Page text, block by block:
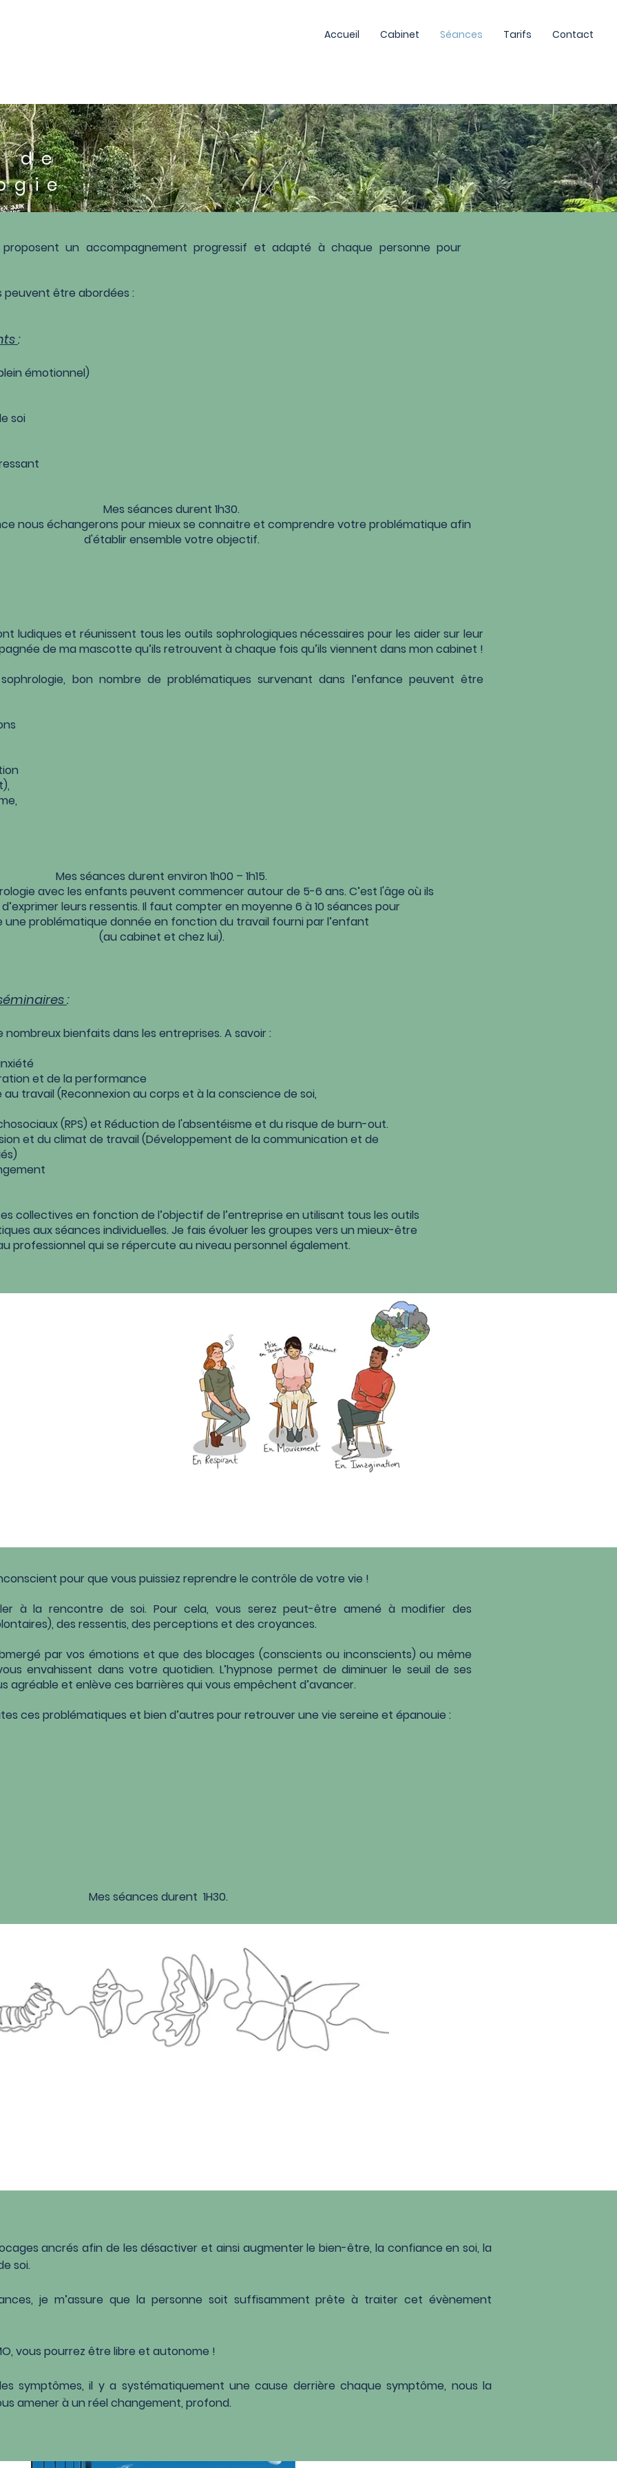
Accueil Cabinet Séances Tarifs Contact
de
proposent un accompagnement progressif et adapté à chaque personne pour
peuvent être abordées :
:
émotionnel)
soi
Mes séances durent 1h30.
nous échangerons pour mieux se connaitre et comprendre votre problématique afin
d'établir ensemble votre objectif.
ludiques et réunissent tous les outils sophrologiques nécessairespour les aider sur leur
de ma mascotte qu’ils retrouvent à chaque fois qu’ils viennent dans mon cabinet !
bon nombre de problématiques survenant dans l’enfance peuvent être
Mes séances durent environ 1h00 – 1h15.
avec les enfants peuvent commencer autour de 5-6 ans. C’est l'âge où ils
leurs ressentis. Il faut compter en moyenne 6 à 10 séances pour
une problématique donnée en fonction du travail fourni par l’enfant
(au cabinet et chez lui).
:
bienfaits dans les entreprises. A savoir :
et de la performance
travail (Reconnexion au corps et à la conscience de soi,
(RPS) et Réduction de l'absentéisme et du risque de burn-out.
et du climat de travail (Développement de la communication et de
collectives en fonction de l’objectif de l’entreprise en utilisant tous les outils
aux séances individuelles. Je fais évoluer les groupes vers un mieux-être
professionnel qui se répercute au niveau personnel également.
pour que vous puissiez reprendre le contrôle de votre vie !
à la rencontre de soi. Pour cela, vous serez peut-être amené àmodifier des
des ressentis, des perceptions et des croyances.
par vos émotions et que des blocages (conscients ou inconscients) ou même
envahissent dans votre quotidien. L’hypnose permet de diminuer le seuil de ses
agréable et enlève ces barrières qui vous empêchent d’avancer.
ces problématiques et bien d’autres pour retrouver une vie sereine et épanouie :
Mes séances durent 1H30.
ancrés afin de les désactiver et ainsi augmenter le bien-être, la confiance en soi, la
soi.
je m’assure que la personne soit suffisamment prête à traiter cet évènement
vous pourrez être libre et autonome !
symptômes, il y a systématiquement une cause derrière chaque symptôme, nous la
amener à un réel changement, profond.